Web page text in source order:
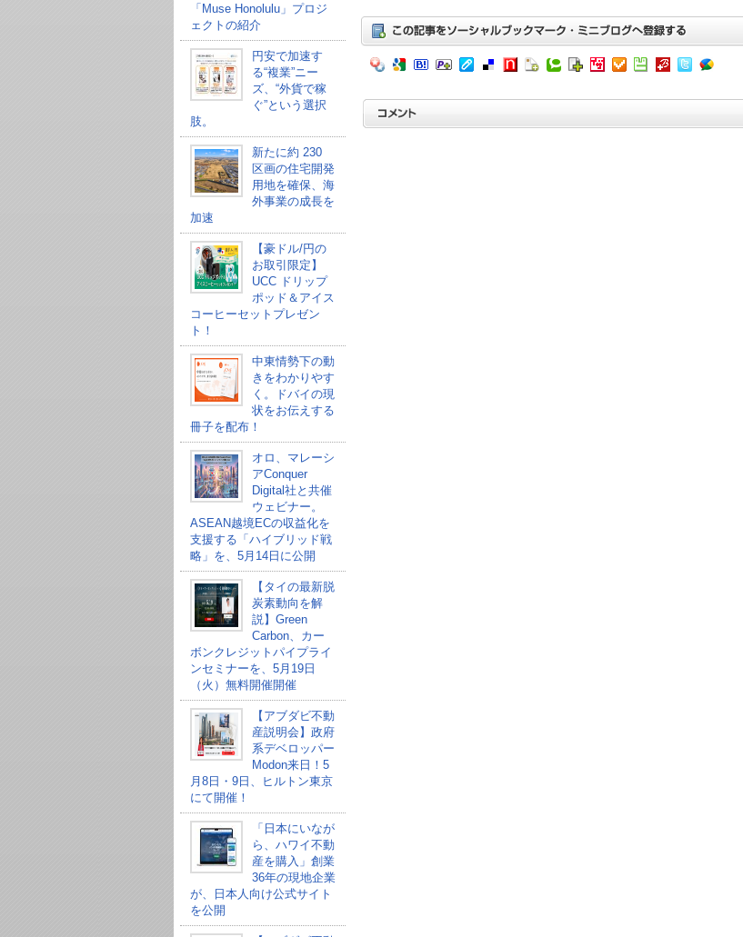
「Muse Honolulu」プロジ
ェクトの紹介
円安で加速す
る“複業”ニー
ズ、“外貨で稼
ぐ”という選択
肢。
新たに約 230
区画の住宅開発
用地を確保、海
外事業の成長を
加速
【豪ドル/円の
お取引限定】
UCC ドリップ
ポッド＆アイス
コーヒーセットプレゼン
ト！
中東情勢下の動
きをわかりやす
く。ドバイの現
状をお伝えする
冊子を配布！
オロ、マレーシ
アConquer
Digital社と共催
ウェビナー。
ASEAN越境ECの収益化を
支援する「ハイブリッド戦
略」を、5月14日に公開
【タイの最新脱
炭素動向を解
説】Green
Carbon、カー
ボンクレジットパイプライ
ンセミナーを、5月19日
（火）無料開催開催
【アブダビ不動
産説明会】政府
系デベロッパー
Modon来日！5
月8日・9日、ヒルトン東京
にて開催！
「日本にいなが
ら、ハワイ不動
産を購入」創業
36年の現地企業
が、日本人向け公式サイト
を公開